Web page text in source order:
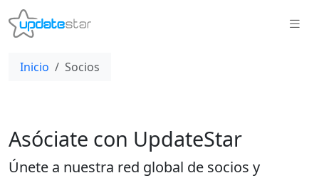
Inicio Socios
Asóciate con UpdateStar
Únete a nuestra red global de socios y